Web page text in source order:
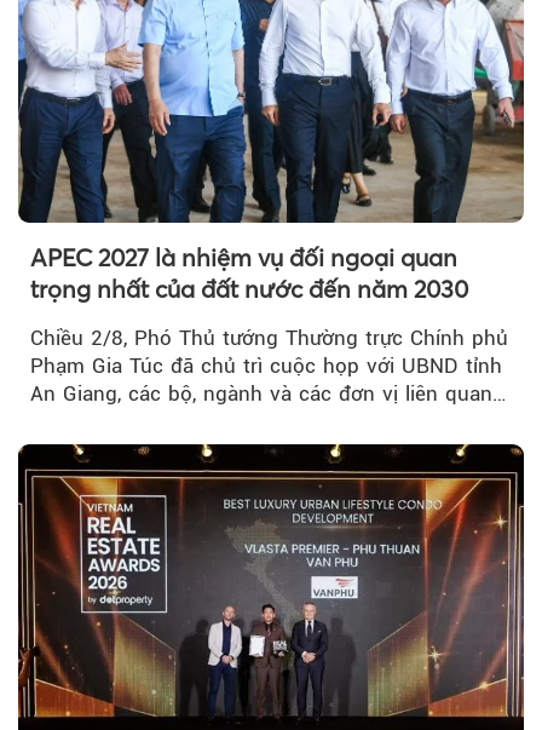
APEC 2027 là nhiệm vụ đối ngoại quan
trọng nhất của đất nước đến năm 2030
Chiều 2/8, Phó Thủ tướng Thường trực Chính phủ
Phạm Gia Túc đã chủ trì cuộc họp với UBND tỉnh
An Giang, các bộ, ngành và các đơn vị liên quan